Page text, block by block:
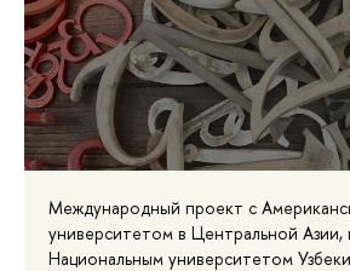
Международный проект с
университетом в Центральной Азии,
Национальным университетом